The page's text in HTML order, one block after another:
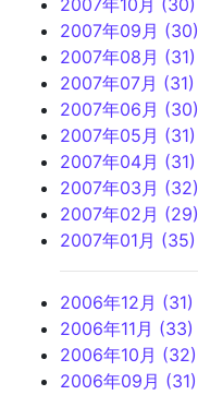
2007年10月 (30)
2007年09月 (30)
2007年08月 (31)
2007年07月 (31)
2007年06月 (30)
2007年05月 (31)
2007年04月 (31)
2007年03月 (32)
2007年02月 (29)
2007年01月 (35)
2006年12月 (31)
2006年11月 (33)
2006年10月 (32)
2006年09月 (31)